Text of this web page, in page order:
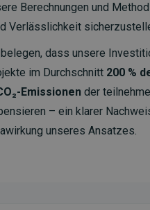
Berechnungen und
Verlässlichkeit
dass unsere
im Durchschnitt 200 %
Emissionen der
– ein klarer
unseres Ansatzes.